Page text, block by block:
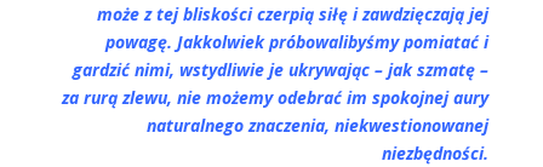
może z tej bliskości czerpią siłę i zawdzięczają jej
powagę. Jakkolwiek próbowalibyśmy pomiatać i
gardzić nimi, wstydliwie je ukrywając – jak szmatę –
za rurą zlewu, nie możemy odebrać im spokojnej aury
naturalnego znaczenia, niekwestionowanej
niezbędności.